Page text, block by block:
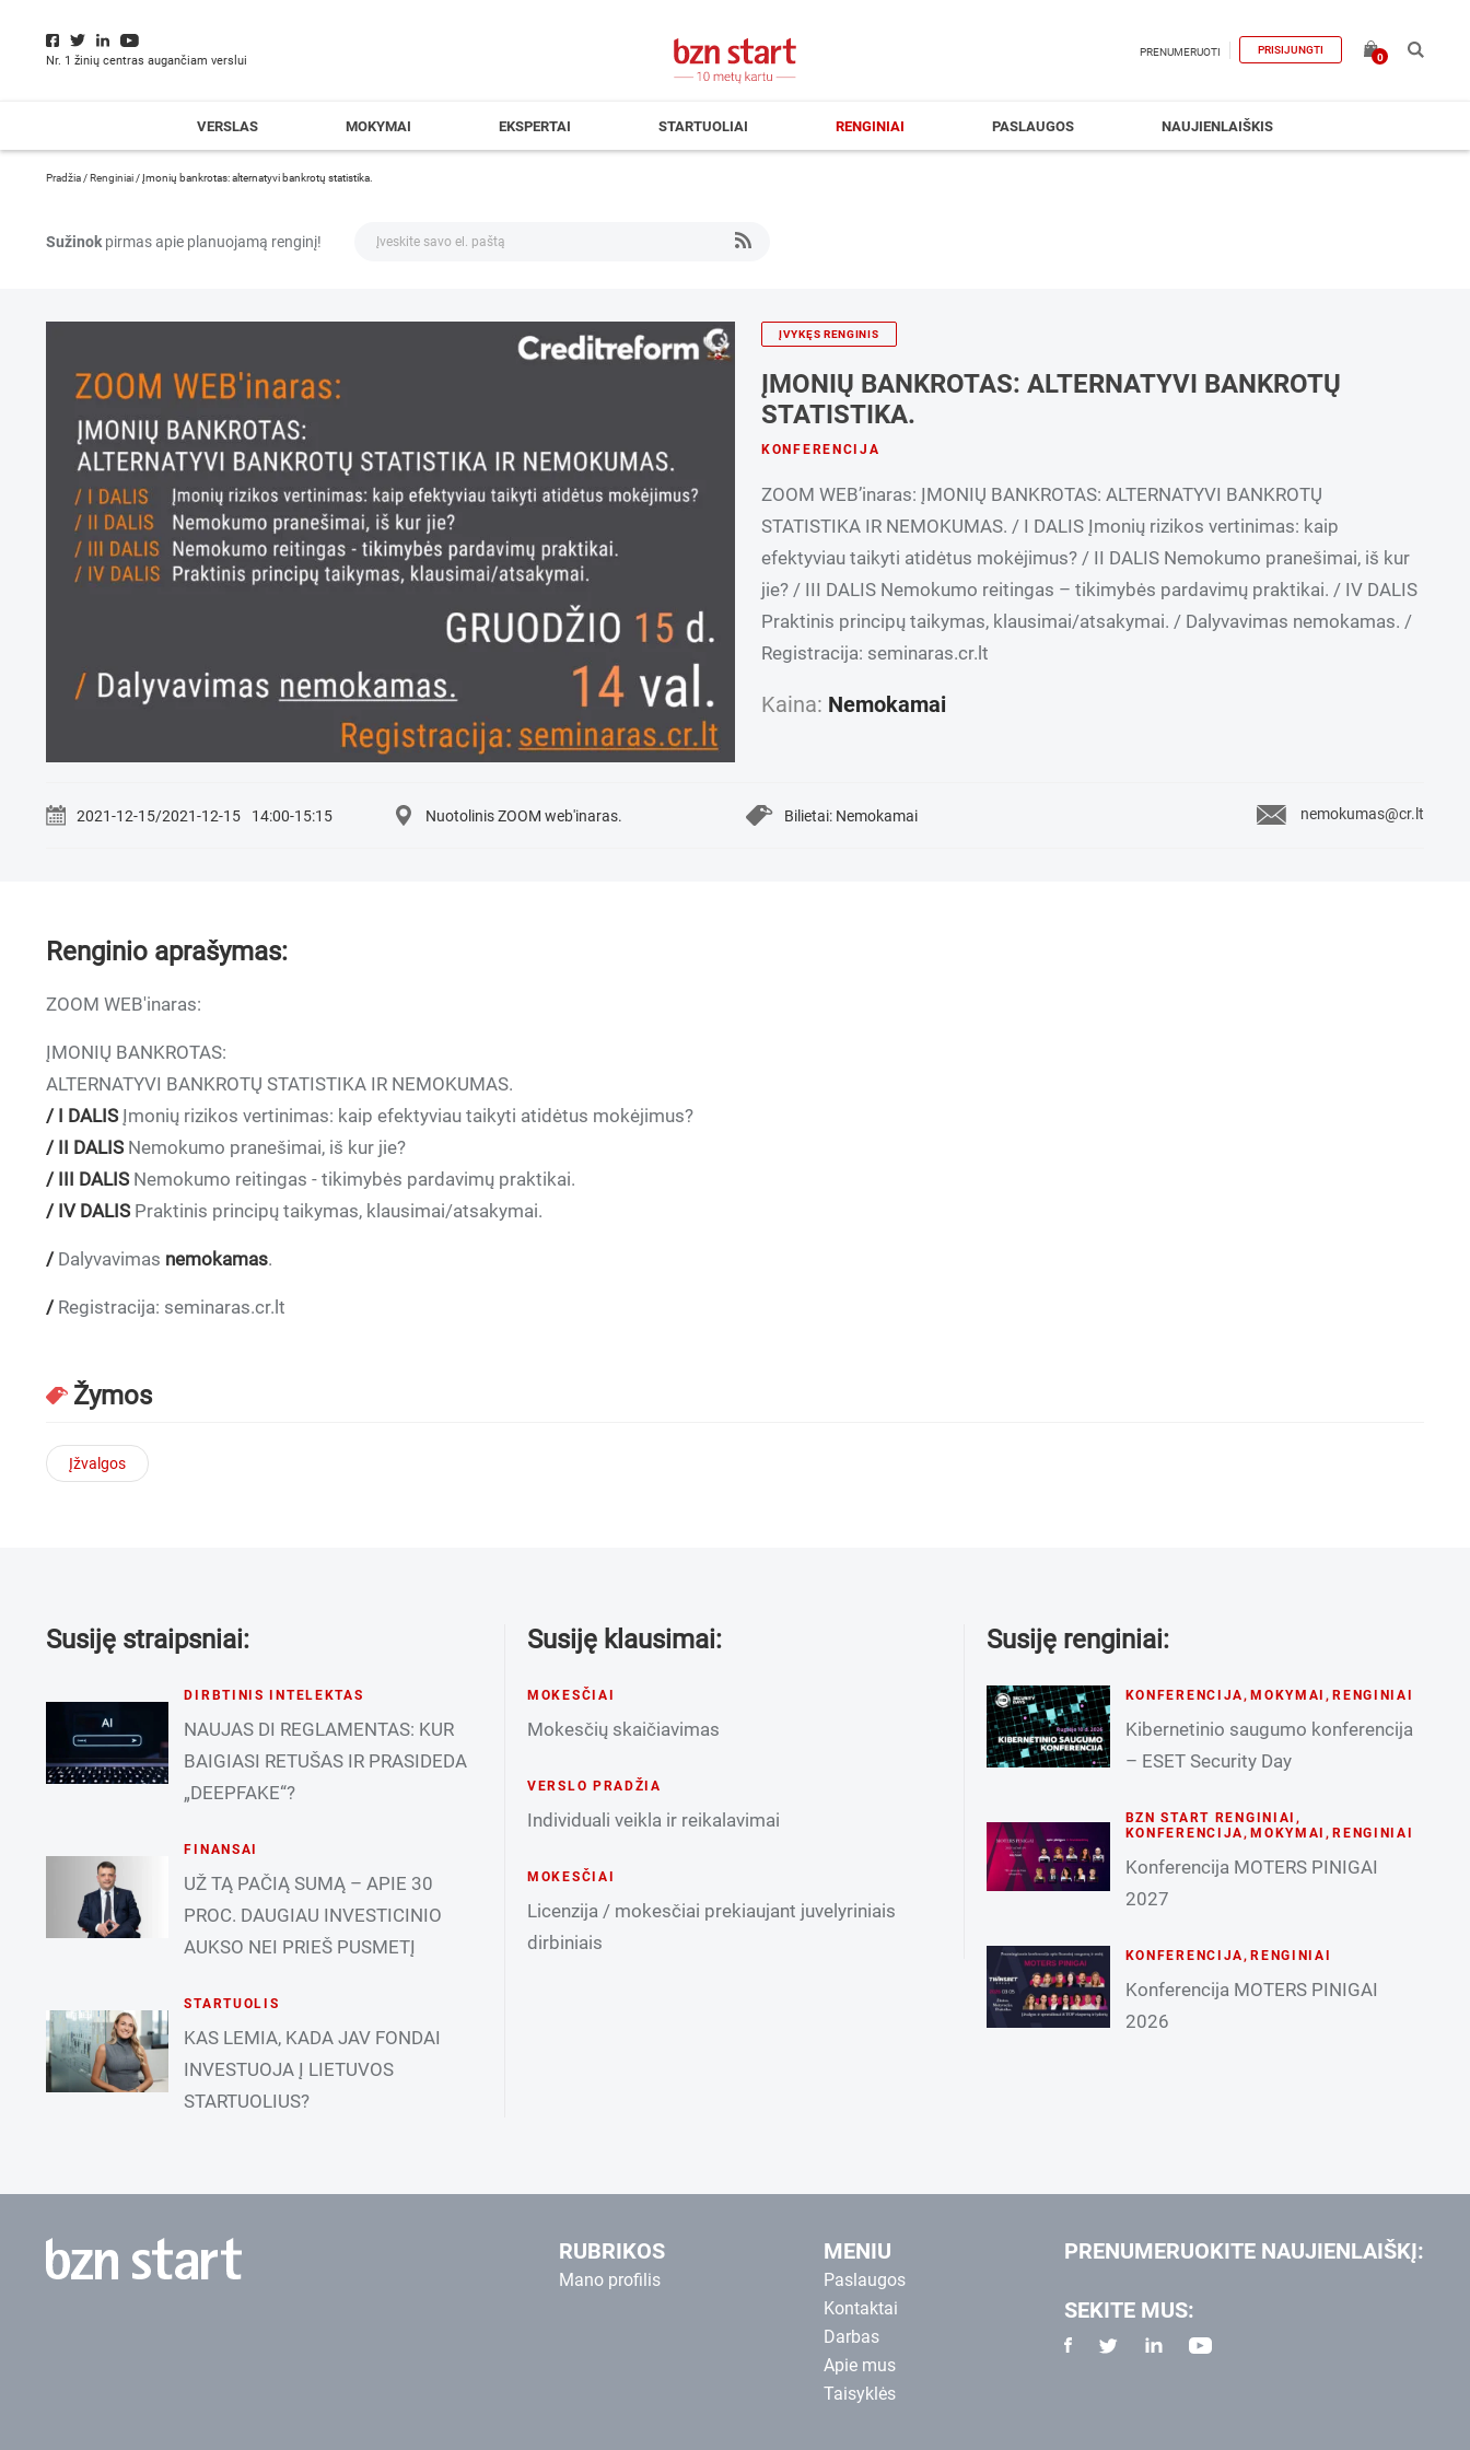
Nr. 1 žinių centras augančiam verslui
PRENUMERUOTI PRISIJUNGTI
0
VERSLAS MOKYMAI EKSPERTAI STARTUOLIAI RENGINIAI PASLAUGOS NAUJIENLAIŠKIS
Pradžia /Renginiai / Įmonių bankrotas: alternatyvi bankrotų statistika.
Sužinok pirmas apie planuojamą renginį!
ĮVYKĘS RENGINIS
ĮMONIŲ BANKROTAS: ALTERNATYVI BANKROTŲ
STATISTIKA.
KONFERENCIJA
ZOOM WEB’inaras: ĮMONIŲ BANKROTAS: ALTERNATYVI BANKROTŲ
STATISTIKA IR NEMOKUMAS. / I DALIS Įmonių rizikos vertinimas: kaip
efektyviau taikyti atidėtus mokėjimus? / II DALIS Nemokumo pranešimai, iš kur
jie? / III DALIS Nemokumo reitingas – tikimybės pardavimų praktikai. / IV DALIS
Praktinis principų taikymas, klausimai/atsakymai. / Dalyvavimas nemokamas. /
Registracija: seminaras.cr.lt
Kaina: Nemokamai
2021-12-15/2021-12-15 14:00-15:15 Nuotolinis ZOOM web'inaras. Bilietai: Nemokamai nemokumas@cr.lt
Renginio aprašymas:
ZOOM WEB'inaras:
ĮMONIŲ BANKROTAS:
ALTERNATYVI BANKROTŲ STATISTIKA IR NEMOKUMAS.
/ I DALIS Įmonių rizikos vertinimas: kaip efektyviau taikyti atidėtus mokėjimus?
/ II DALIS Nemokumo pranešimai, iš kur jie?
/ III DALIS Nemokumo reitingas - tikimybės pardavimų praktikai.
/ IV DALIS Praktinis principų taikymas, klausimai/atsakymai.
/Dalyvavimas nemokamas.
/Registracija: seminaras.cr.lt
Žymos
Įžvalgos
Susiję straipsniai:
DIRBTINIS INTELEKTAS
NAUJAS DI REGLAMENTAS: KUR
BAIGIASI RETUŠAS IR PRASIDEDA
„DEEPFAKE“?
FINANSAI
UŽ TĄ PAČIĄ SUMĄ – APIE 30
PROC. DAUGIAU INVESTICINIO
AUKSO NEI PRIEŠ PUSMETĮ
STARTUOLIS
KAS LEMIA, KADA JAV FONDAI
INVESTUOJA Į LIETUVOS
STARTUOLIUS?
Susiję klausimai:
MOKESČIAI
Mokesčių skaičiavimas
VERSLO PRADŽIA
Individuali veikla ir reikalavimai
MOKESČIAI
Licenzija / mokesčiai prekiaujant juvelyriniais
dirbiniais
Susiję renginiai:
KONFERENCIJA ,MOKYMAI ,RENGINIAI
Kibernetinio saugumo konferencija
– ESET Security Day
BZN START RENGINIAI ,
KONFERENCIJA ,MOKYMAI ,RENGINIAI
Konferencija MOTERS PINIGAI
2027
KONFERENCIJA ,RENGINIAI
Konferencija MOTERS PINIGAI
2026
RUBRIKOS
Mano profilis
MENIU
Paslaugos
Kontaktai
Darbas
Apie mus
Taisyklės
PRENUMERUOKITE NAUJIENLAIŠKĮ:
SEKITE MUS: